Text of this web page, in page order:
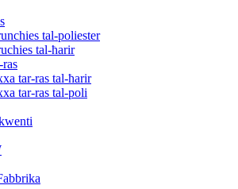
tal-poliester
tal-ħarir
tar-ras tal-ħarir
tar-ras tal-poli